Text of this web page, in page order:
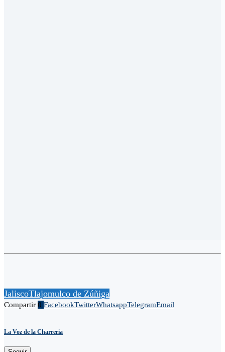
JaliscoTlajomulco de Zúñiga
Compartir 0 FacebookTwitterWhatsappTelegramEmail
La Voz de la Charreria